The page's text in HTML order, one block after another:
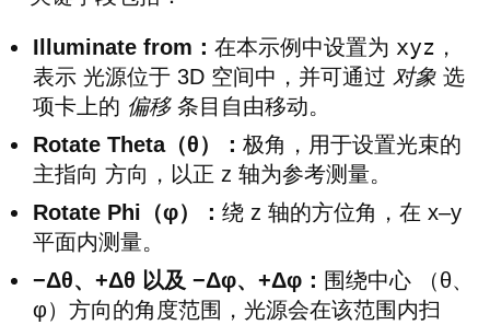
Illuminate from： 在本示例中设置为 xyz ，
表示 光源位于 3D 空间中，并可通过 对象 选
项卡上的 偏移条目自由移动。
Rotate Theta（θ）： 极角，用于设置光束的
主指向 方向，以正 z 轴为参考测量。
Rotate Phi（φ）： 绕 z 轴的方位角，在 x–y
平面内测量。
−Δθ、+Δθ 以及 −Δφ、+Δφ： 围绕中心 （θ、
φ）方向的角度范围，光源会在该范围内扫